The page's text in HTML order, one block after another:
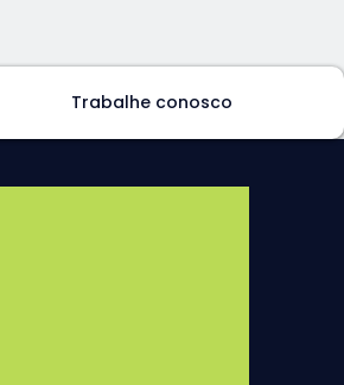
Trabalhe conosco